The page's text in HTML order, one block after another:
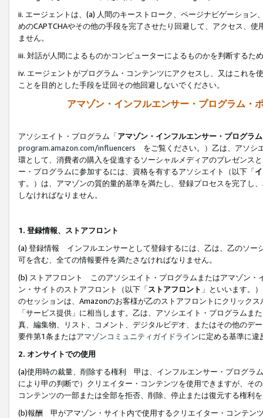
ii. エージェントは、(a) 人間のキーストローク、ページナビゲーショ
めのCAPTCHAやその他の手段を完了させたり回避して、アクセス、
ません。
iii. 対話が人間によるものかコンピューターによるものかを判断するた
iv. エージェントがプログラム・コンテンツにアクセスし、又はこれ
ことを目的とした手段を迂回その他回避しないでください。
アマゾン・インフルエンサー・プログラム・
アソシエイト・プログラム「アマゾン・インフルエンサー・プログラム
program.amazon.com/influencers をご覧ください。）乙は、アソシ
環として、消費者の購入を促進するソーシャルメディアのプレゼンス
ー・プログラムに参加するには、資格を有するアソシエイト（以下「
す。）は、アマゾンの質的量的基準を満たし、登録プロセスを完了し、
しなければなりません。
1. 登録情報、ストアフロント
(a) 登録情報 インフルエンサーとして登録するには、乙は、乙のソー
可を含む、全ての情報要件を満たさなければなりません。
(b) ストアフロント このアソシエイト・プログラムまたはアマゾン・
ン・サイトのストアフロント（以下「ストアフロント 」といいます。
のセッションは、Amazonのお客様が乙のストアフロントにクリック
「サービス提供」に相当します。乙は、アソシエイト・プログラム
真、編集物、リスト、コメント、デジタルビデオ、またはその他のデ
要件第1条またはアマゾンコミュニティガイドラインに定める基準に違
2. オンサイトでの使用
(a)使用時の裁量、削除する権利 甲は、インフルエンサー・プログラ
により甲の判断で）クリエイター・コンテンツを使用できますが、そ
コンテンツの一部または全部を拒否、削除、停止または復元する権利
(b)報酬 甲がアマゾン・サイト内で使用するクリエイター・コンテン